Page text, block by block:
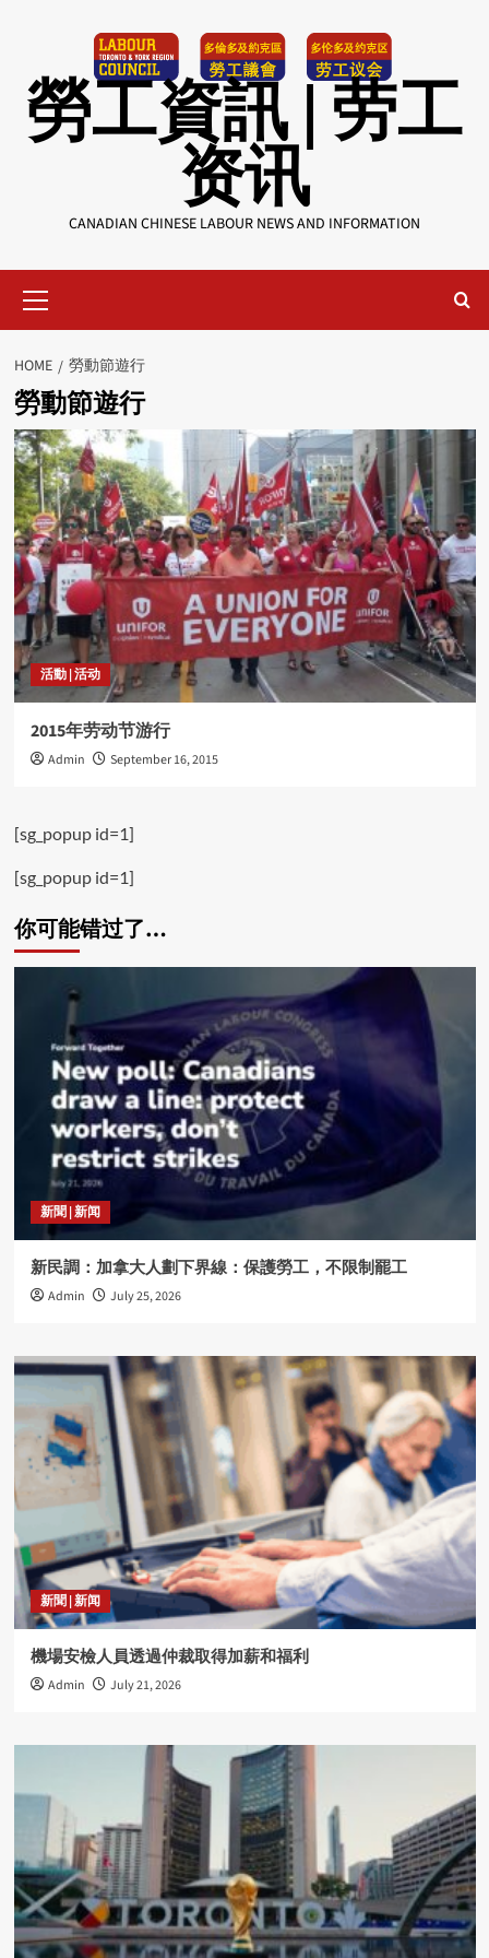
勞工資訊 | 劳工
资讯
CANADIAN CHINESE LABOUR NEWS AND INFORMATION
Menu
HOME 勞動節遊行
勞動節遊行
活動 | 活动
2015年劳动节游行
Admin September 16, 2015
[sg_popup id=1]
[sg_popup id=1]
你可能错过了…
新聞 | 新闻
新民調：加拿大人劃下界線：保護勞工，不限制罷工
Admin July 25, 2026
新聞 | 新闻
機場安檢人員透過仲裁取得加薪和福利
Admin July 21, 2026